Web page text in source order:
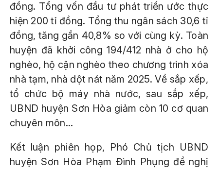
đồng. Tổng vốn đầu tư phát triển ước thực
hiện 200 tỉ đồng. Tổng thu ngân sách 30,6 tỉ
đồng, tăng gần 40,8% so với cùng kỳ. Toàn
huyện đã khởi công 194/412 nhà ở cho hộ
nghèo, hộ cận nghèo theo chương trình xóa
nhà tạm, nhà dột nát năm 2025. Về sắp xếp,
tổ chức bộ máy nhà nước, sau sắp xếp,
UBND huyện Sơn Hòa giảm còn 10 cơ quan
chuyên môn...
Kết luận phiên họp, Phó Chủ tịch UBND
huyện Sơn Hòa Phạm Đình Phụng đề nghị